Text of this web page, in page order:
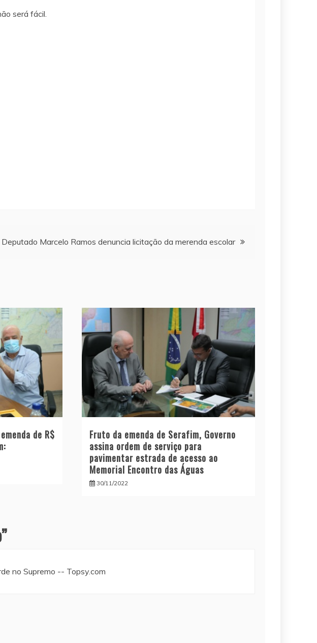
será fácil.
Deputado Marcelo Ramos denuncia licitação da merenda escolar
de R$
Fruto da emenda de Serafim, Governo
assina ordem de serviço para
pavimentar estrada de acesso ao
Memorial Encontro das Águas
30/11/2022
”
no Supremo -- Topsy.com